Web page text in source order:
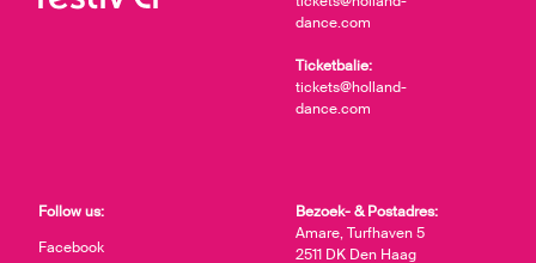
dance.com
Ticketbalie:
tickets@holland-
dance.com
Bezoek- & Postadres:
Amare, Turfhaven 5
2511 DK Den Haag
Follow us:
Facebook